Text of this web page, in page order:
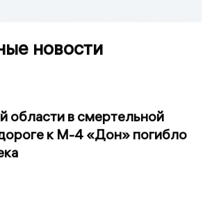
новости
области в смертельной
к М-4 «Дон» погибло